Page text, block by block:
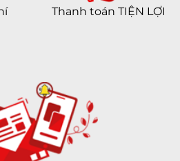
Thanh toán TIỆN LỢI